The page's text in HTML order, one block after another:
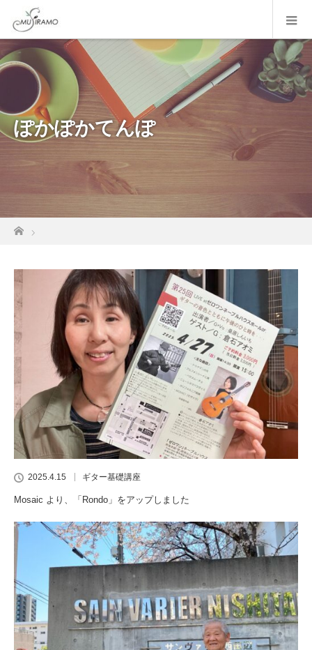
ぽかぽかてんぽ
2025.4.15 ギター基礎講座
Mosaic より、「Rondo」をアップしました